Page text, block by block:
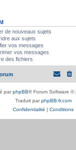
de nouveaux sujets
aux sujets
vos messages
vos messages
des fichiers
parphpBB® Forum Software ©
Traduit parphpBB-fr.com
Confidentialité | Conditions